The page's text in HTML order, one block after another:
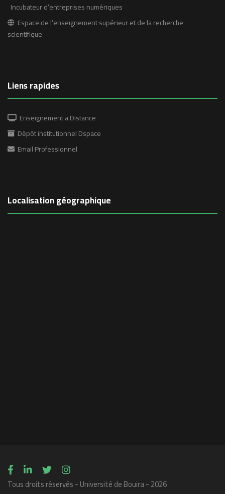
Incubateur d’entreprises numériques
Espace de l’enseignement supérieur et de la recherche
scientifique
Liens rapides
Enseignement a Distance
Dépôt institutionnel Dspace
Email Professionnel
Localisation géographique
Tous droits réservés - Université de Bouira - 2026